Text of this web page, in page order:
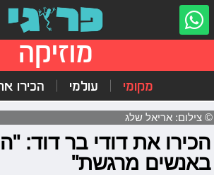
מוזיקה
מקומי עולמי הכירו
© צילום: אריאל שלג
הכירו את דודי בר דוד:
באנשים מרגשת"